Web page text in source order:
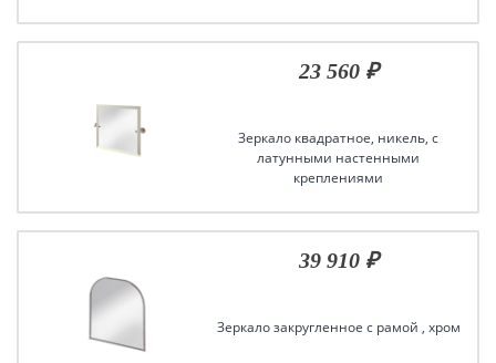
23 560 ₽
Зеркало квадратное, никель, с
латунными настенными
креплениями
39 910 ₽
Зеркало закругленное с рамой , хром